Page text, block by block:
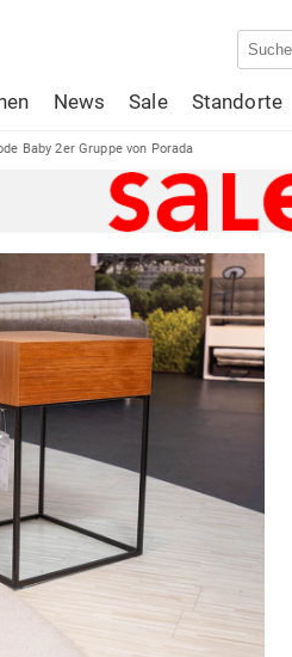
News Sale Standorte
Baby 2er Gruppe von Porada